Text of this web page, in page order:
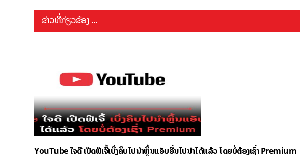
ຂ່າວທີ່ກ່ຽວຂ້ອງ ...
YouTube ໃຈດີ ເປີດຟີເຈີ້ເບິ່ງຄິບໄປນຳຫຼິ້ນແອັບອື່ນໄປນຳໄດ້ແລ້ວ ໂດຍບໍ່ຕ້ອງເຊົ່າ Premium